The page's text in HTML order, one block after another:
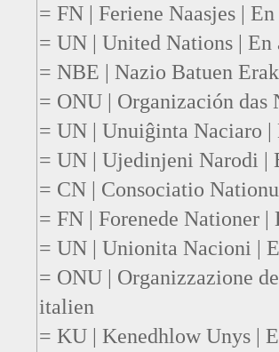
= FN | Feriene Naasjes |
= UN | United Nations | En
= NBE | Nazio Batuen
= ONU | Organización das
= UN | Unuiĝinta Naciaro |
= UN | Ujedinjeni Narodi |
= CN | Consociatio
= FN | Forenede Nationer |
= UN | Unionita Nacioni |
= ONU | Organizzazione
italien
= KU | Kenedhlow Unys |